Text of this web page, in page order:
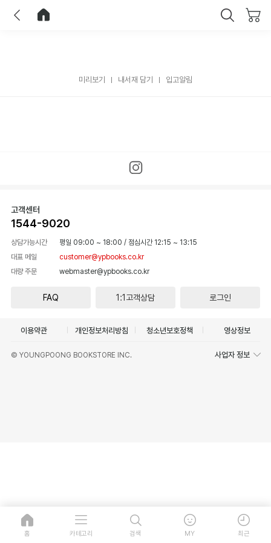
미리보기 내서재 담기 입고알림
고객센터
1544-9020
상담가능시간 평일 09:00 ~ 18:00 / 점심시간 12:15 ~ 13:15
대표 메일
customer@ypbooks.co.kr
대량 주문
webmaster@ypbooks.co.kr
FAQ 1:1고객상담 로그인
이용약관 개인정보처리방침 청소년보호정책 영상정보
© YOUNGPOONG BOOKSTORE INC. 사업자 정보
홈 카테고리 검색 MY 최근